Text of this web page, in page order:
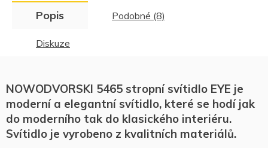
Popis Podobné (8)
Diskuze
NOWODVORSKI 5465 stropní svítidlo EYE je
moderní a elegantní svítidlo, které se hodí jak
do moderního tak do klasického interiéru.
Svítidlo je vyrobeno z kvalitních materiálů.